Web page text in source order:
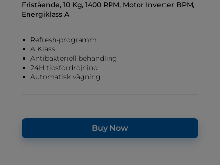
Fristående, 10 Kg, 1400 RPM, Motor Inverter BPM,
Energiklass A
Refresh-programm
A Klass
Antibakteriell behandling
24H tidsfördröjning
Automatisk vägning
Buy Now